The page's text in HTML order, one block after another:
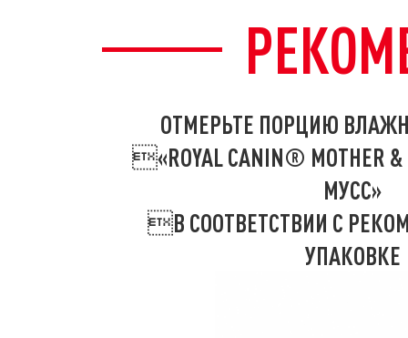
ОТМЕРЬТЕ ПОРЦИЮ
«ROYAL CANIN® MOTHER
МУСС»
В СООТВЕТСТВИИ С
УПАКОВКЕ